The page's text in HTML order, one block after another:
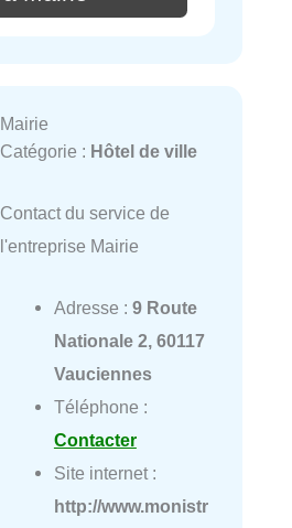
Mairie
Catégorie : Hôtel de ville
Contact du service de
l'entreprise Mairie
Adresse : 9 Route
Nationale 2, 60117
Vauciennes
Téléphone :
Contacter
Site internet :
http://www.monistr